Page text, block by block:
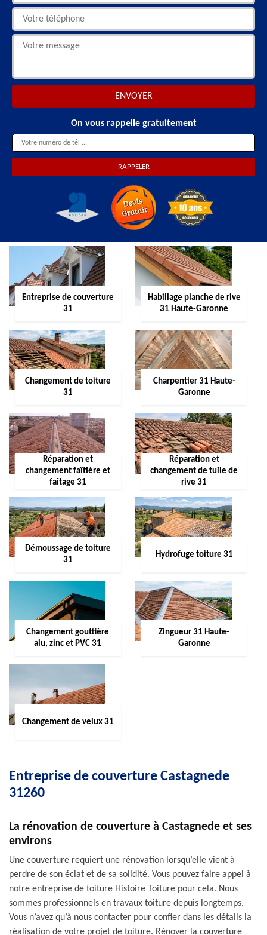
On vous rappelle gratuitement
Entreprise de couverture
31
Habillage planche de rive
31 Haute-Garonne
Changement de toiture
31
Charpentier 31 Haute-
Garonne
Réparation et
changement faîtière et
faîtage 31
Réparation et
changement de tuile de
rive 31
Démoussage de toiture
31
Hydrofuge toiture 31
Changement gouttière
alu, zinc et PVC 31
Zingueur 31 Haute-
Garonne
Changement de velux 31
Entreprise de couverture Castagnede
31260
La rénovation de couverture à Castagnede et ses
environs
Une couverture requiert une rénovation lorsqu’elle vient à
perdre de son éclat et de sa solidité. Vous pouvez faire appel à
notre entreprise de toiture Histoire Toiture pour cela. Nous
sommes professionnels en travaux toiture depuis longtemps.
Vous n’avez qu’à nous contacter pour confier dans les détails la
réalisation de votre projet de toiture. Rénover la couverture